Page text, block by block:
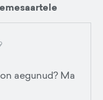
aegunud? Ma